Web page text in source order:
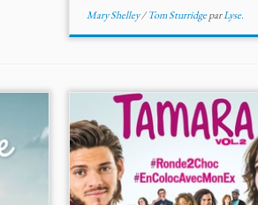
Mary Shelley/Tom SturridgeparLyse.